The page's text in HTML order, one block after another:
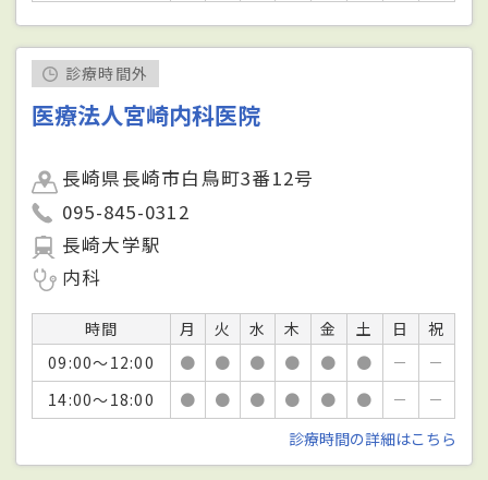
診療時間外
医療法人宮崎内科医院
長崎県長崎市白鳥町3番12号
095-845-0312
長崎大学駅
内科
時間 月 火 水 木 金 土 日
祝
09:00～12:00
● ● ● ● ● ● －
－
14:00～18:00
● ● ● ● ● ● －
－
診療時間の詳細はこちら